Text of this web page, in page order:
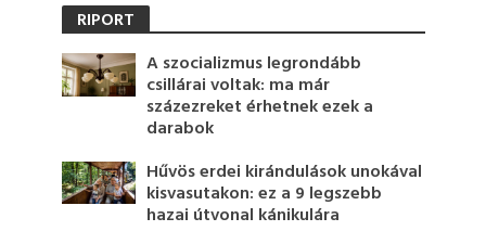
RIPORT
A szocializmus legrondább
csillárai voltak: ma már
százezreket érhetnek ezek a
darabok
Hűvös erdei kirándulások unokával
kisvasutakon: ez a 9 legszebb
hazai útvonal kánikulára